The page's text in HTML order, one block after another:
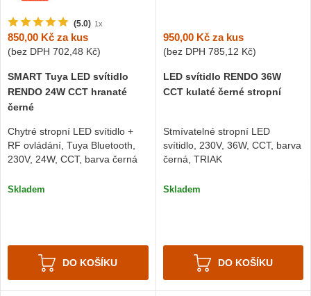
(5.0) 1x
850,00 Kč za kus
(bez DPH 702,48 Kč)
SMART Tuya LED svítidlo
RENDO 24W CCT hranaté
černé
Chytré stropní LED svítidlo +
RF ovládání, Tuya Bluetooth,
230V, 24W, CCT, barva černá
Skladem
DO KOŠÍKU
950,00 Kčza kus
(bez DPH 785,12 Kč)
LED svítidlo RENDO 36W
CCT kulaté černé stropní
Stmívatelné stropní LED
svítidlo, 230V, 36W, CCT, barva
černá, TRIAK
Skladem
DO KOŠÍKU